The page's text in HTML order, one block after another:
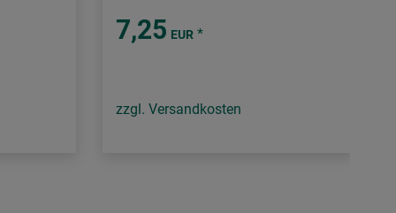
7,25 EUR *
zzgl. Versandkosten